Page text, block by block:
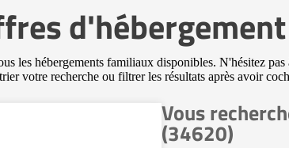
les hébergements familiaux disponibles. N'hésitez
votre recherche ou filtrer les résultats après avoir
Vous
(34620)